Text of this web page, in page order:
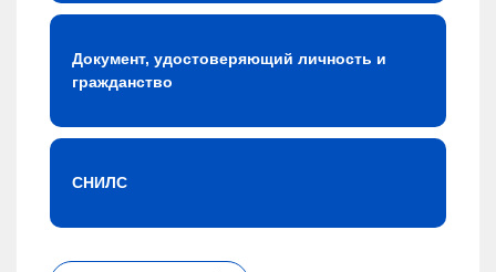
Документ, удостоверяющий личность и
гражданство
СНИЛС